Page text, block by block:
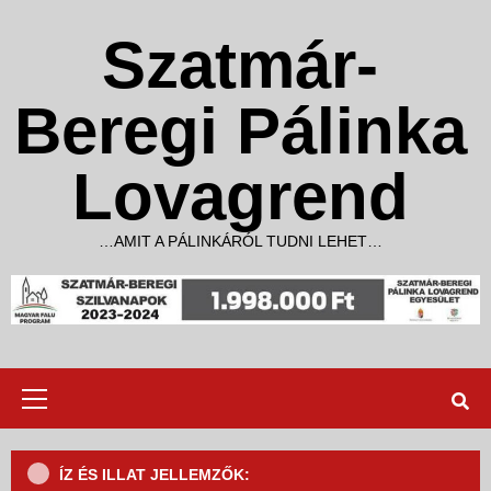
Szatmár-
Beregi Pálinka
Lovagrend
…AMIT A PÁLINKÁRÓL TUDNI LEHET…
ÍZ ÉS ILLAT JELLEMZŐK: